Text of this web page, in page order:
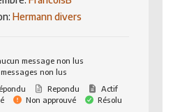
Hermann divers
message non lus
non lus
Repondu
Actif
Non approuvé
Résolu